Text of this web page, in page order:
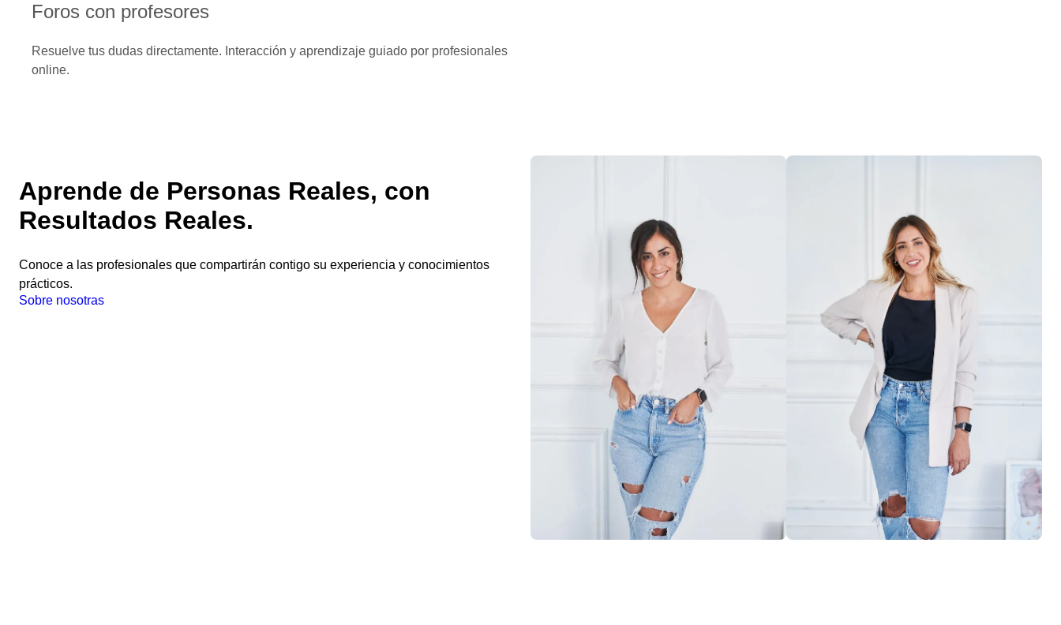
Foros con profesores
Resuelve tus dudas directamente. Interacción y aprendizaje guiado por profesionales
online.
Aprende de Personas Reales, con
Resultados Reales.
Conoce a las profesionales que compartirán contigo su experiencia y conocimientos
prácticos.
Sobre nosotras